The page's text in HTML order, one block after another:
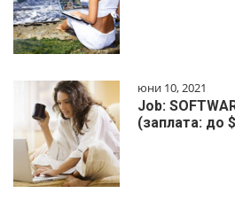
юни 10, 2021
Job:
(заплата: до